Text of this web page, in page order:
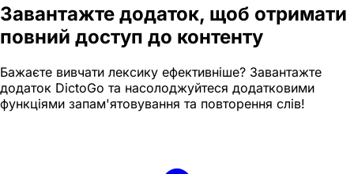
Завантажте додаток, щоб отримати
повний доступ до контенту
Бажаєте вивчати лексику ефективніше? Завантажте
додаток DictoGo та насолоджуйтеся додатковими
функціями запам'ятовування та повторення слів!